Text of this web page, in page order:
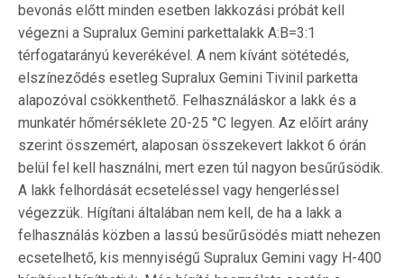
bevonás előtt minden esetben lakkozási próbát kell
végezni a Supralux Gemini parkettalakk A:B=3:1
térfogatarányú keverékével. A nem kívánt sötétedés,
elszíneződés esetleg Supralux Gemini Tivinil parketta
alapozóval csökkenthető. Felhasználáskor a lakk és a
munkatér hőmérséklete 20-25 °C legyen. Az előírt arány
szerint összemért, alaposan összekevert lakkot 6 órán
belül fel kell használni, mert ezen túl nagyon besűrűsödik.
A lakk felhordását ecseteléssel vagy hengerléssel
végezzük. Hígítani általában nem kell, de ha a lakk a
felhasználás közben a lassú besűrűsödés miatt nehezen
ecsetelhető, kis mennyiségű Supralux Gemini vagy H-400